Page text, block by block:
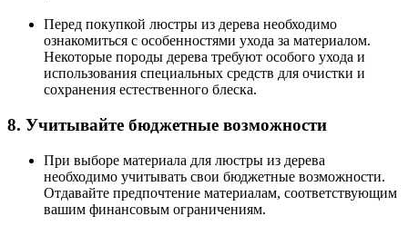
Перед покупкой люстры из дерева необходимо
ознакомиться с особенностями ухода за материалом.
Некоторые породы дерева требуют особого ухода и
использования специальных средств для очистки и
сохранения естественного блеска.
8. Учитывайте бюджетные возможности
При выборе материала для люстры из дерева
необходимо учитывать свои бюджетные возможности.
Отдавайте предпочтение материалам, соответствующим
вашим финансовым ограничениям.